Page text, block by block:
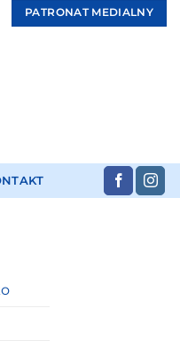
PATRONAT MEDIALNY